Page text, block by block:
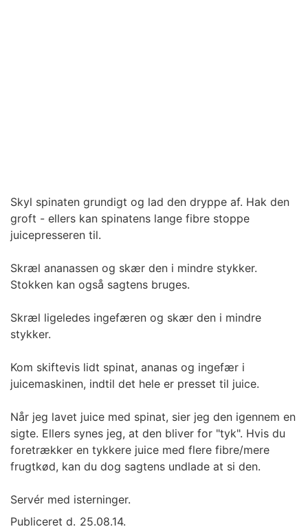
Skyl spinaten grundigt og lad den dryppe af. Hak den
groft - ellers kan spinatens lange fibre stoppe
juicepresseren til.
Skræl ananassen og skær den i mindre stykker.
Stokken kan også sagtens bruges.
Skræl ligeledes ingefæren og skær den i mindre
stykker.
Kom skiftevis lidt spinat, ananas og ingefær i
juicemaskinen, indtil det hele er presset til juice.
Når jeg lavet juice med spinat, sier jeg den igennem en
sigte. Ellers synes jeg, at den bliver for "tyk". Hvis du
foretrækker en tykkere juice med flere fibre/mere
frugtkød, kan du dog sagtens undlade at si den.
Servér med isterninger.
Publiceret d. 25.08.14.